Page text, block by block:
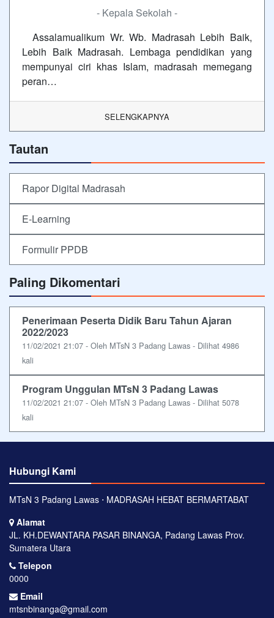
- Kepala Sekolah -
Assalamualikum Wr. Wb. Madrasah Lebih Baik,
Lebih Baik Madrasah. Lembaga pendidikan yang
mempunyai ciri khas Islam, madrasah memegang
peran…
SELENGKAPNYA
Tautan
Rapor Digital Madrasah
E-Learning
Formulir PPDB
Paling Dikomentari
Penerimaan Peserta Didik Baru Tahun Ajaran
2022/2023
11/02/2021 21:07 - Oleh MTsN 3 Padang Lawas - Dilihat 4986
kali
Program Unggulan MTsN 3 Padang Lawas
11/02/2021 21:07 - Oleh MTsN 3 Padang Lawas - Dilihat 5078
kali
Hubungi Kami
MTsN 3 Padang Lawas ⋅ MADRASAH HEBAT BERMARTABAT
Alamat
JL. KH.DEWANTARA PASAR BINANGA, Padang Lawas Prov.
Sumatera Utara
Telepon
0000
Email
mtsnbinanga@gmail.com